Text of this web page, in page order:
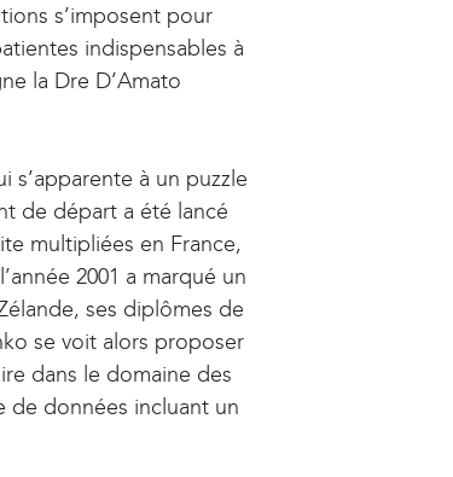
x
t
e
a
l
)
s’imposent pour
indispensables à
la Dre D’Amato
s’apparente à un puzzle
de départ a été lancé
multipliées en France,
2001 a marqué un
ses diplômes de
se voit alors proposer
dans le domaine des
de données incluant un